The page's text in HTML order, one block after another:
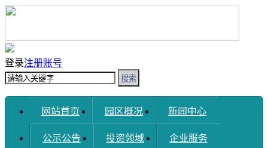
登录注册账号
搜索
网站首页 园区概况 新闻中心
公示公告 投资领域 企业服务